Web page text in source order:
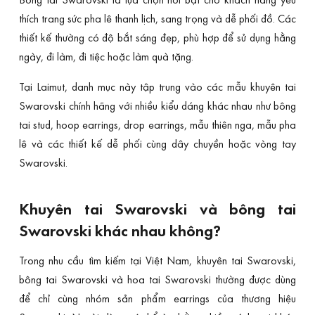
thích trang sức pha lê thanh lịch, sang trọng và dễ phối đồ. Các
thiết kế thường có độ bắt sáng đẹp, phù hợp để sử dụng hằng
ngày, đi làm, đi tiệc hoặc làm quà tặng.
Tại Laimut, danh mục này tập trung vào các mẫu khuyên tai
Swarovski chính hãng với nhiều kiểu dáng khác nhau như bông
tai stud, hoop earrings, drop earrings, mẫu thiên nga, mẫu pha
lê và các thiết kế dễ phối cùng dây chuyền hoặc vòng tay
Swarovski.
Khuyên tai Swarovski và bông tai
Swarovski khác nhau không?
Trong nhu cầu tìm kiếm tại Việt Nam, khuyên tai Swarovski,
bông tai Swarovski và hoa tai Swarovski thường được dùng
để chỉ cùng nhóm sản phẩm earrings của thương hiệu